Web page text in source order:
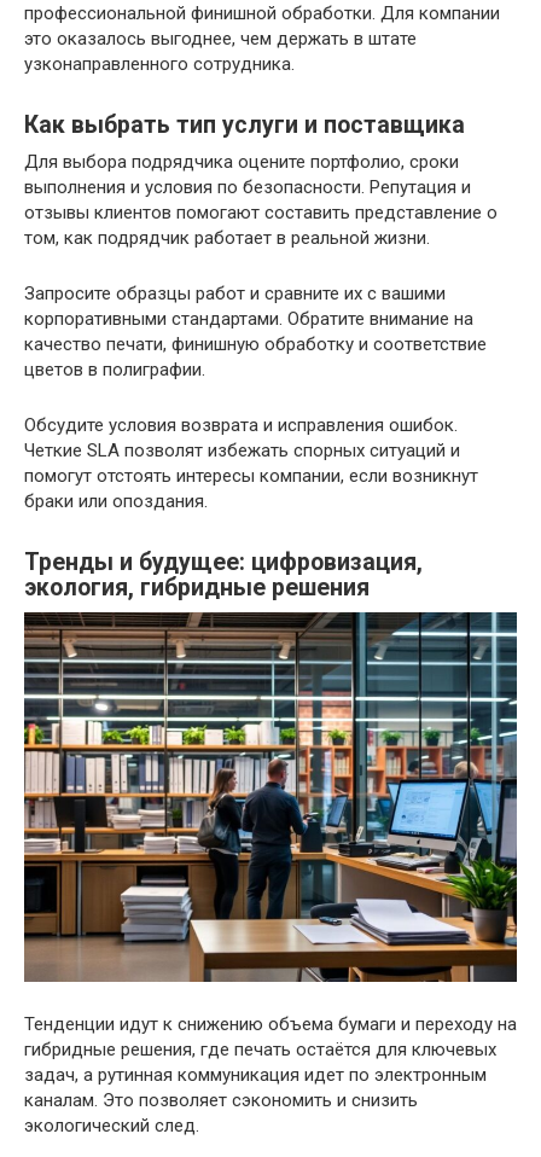
профессиональной финишной обработки. Для компании
это оказалось выгоднее, чем держать в штате
узконаправленного сотрудника.
Как выбрать тип услуги и поставщика
Для выбора подрядчика оцените портфолио, сроки
выполнения и условия по безопасности. Репутация и
отзывы клиентов помогают составить представление о
том, как подрядчик работает в реальной жизни.
Запросите образцы работ и сравните их с вашими
корпоративными стандартами. Обратите внимание на
качество печати, финишную обработку и соответствие
цветов в полиграфии.
Обсудите условия возврата и исправления ошибок.
Четкие SLA позволят избежать спорных ситуаций и
помогут отстоять интересы компании, если возникнут
браки или опоздания.
Тренды и будущее: цифровизация,
экология, гибридные решения
Тенденции идут к снижению объема бумаги и переходу на
гибридные решения, где печать остаётся для ключевых
задач, а рутинная коммуникация идет по электронным
каналам. Это позволяет сэкономить и снизить
экологический след.